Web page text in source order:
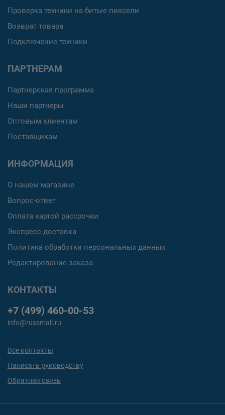
Проверка техники на битые пиксели
Возврат товара
Подключение техники
ПАРТНЕРАМ
Партнерская программа
Наши партнеры
Оптовым клиентам
Поставщикам
ИНФОРМАЦИЯ
О нашем магазине
Вопрос-ответ
Оплата картой рассрочки
Экспресс доставка
Политика обработки персональных данных
Редактирование заказа
КОНТАКТЫ
+7 (499) 460-00-53
info@russmall.ru
Все контакты
Написать руководству
Обратная связь